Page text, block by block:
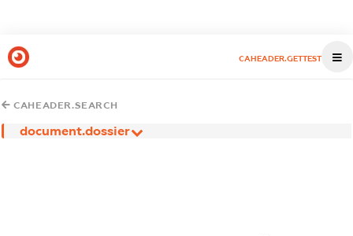
CAHEADER.GETTEST
CAHEADER.SEARCH
document.dossier